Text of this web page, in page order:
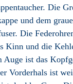
Die
und dem
Die
Kinn und die
Auge ist das
Vorderhals ist